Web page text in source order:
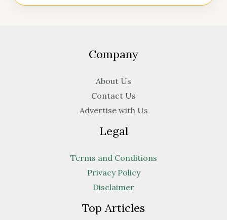
Company
About Us
Contact Us
Advertise with Us
Legal
Terms and Conditions
Privacy Policy
Disclaimer
Top Articles